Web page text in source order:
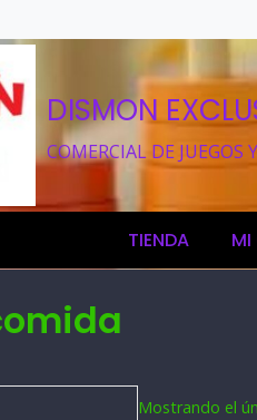
DISMON
COMERCIAL DE JUEGOS
TIENDA MI
Mostrando el